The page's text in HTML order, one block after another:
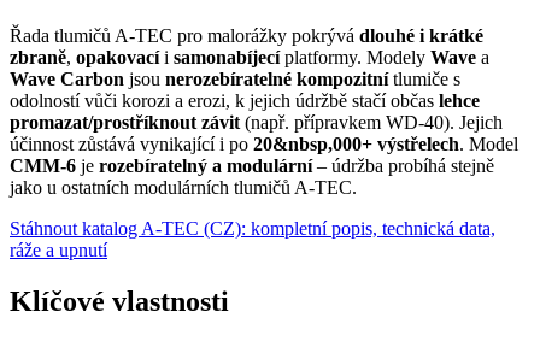
Řada tlumičů A-TEC pro malorážky pokrývá dlouhé i krátké
zbraně, opakovacíi samonabíjecíplatformy. Modely Wave a
Wave Carbon jsou nerozebíratelné kompozitnítlumiče s
odolností vůči korozi a erozi, k jejich údržbě stačí občas lehce
promazat/prostříknout závit(např. přípravkem WD-40). Jejich
účinnost zůstává vynikající i po 20&nbsp,000+ výstřelech. Model
CMM-6 je rozebíratelný a modulární– údržba probíhá stejně
jako u ostatních modulárních tlumičů A-TEC.
Stáhnout katalog A-TEC (CZ): kompletní popis, technická data,
ráže a upnutí
Klíčové vlastnosti